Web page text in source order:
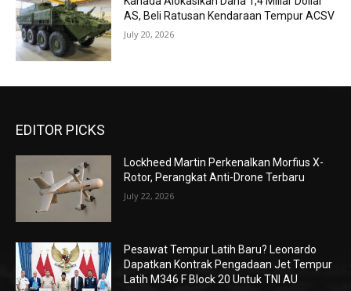
AS, Beli Ratusan Kendaraan Tempur ACSV
July 20, 2026
EDITOR PICKS
Lockheed Martin Perkenalkan Morfius X-
Rotor, Perangkat Anti-Drone Terbaru
July 22, 2026
Pesawat Tempur Latih Baru? Leonardo
Dapatkan Kontrak Pengadaan Jet Tempur
Latih M346 F Block 20 Untuk TNI AU